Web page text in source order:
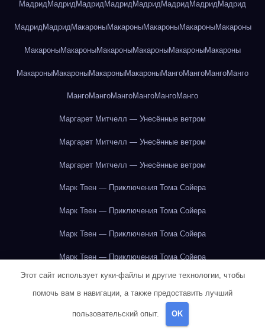
МадридМадридМадридМадридМадридМадридМадридМадрид
Мадрид Мадрид МакароныМакароныМакароныМакароныМакароны
МакароныМакароныМакароныМакароныМакароныМакароны
МакароныМакароныМакароныМакароныМангоМангоМангоМанго
МангоМангоМангоМангоМангоМанго
Маргарет Митчелл — Унесённые ветром
Маргарет Митчелл — Унесённые ветром
Маргарет Митчелл — Унесённые ветром
Марк Твен — Приключения Тома Сойера
Марк Твен — Приключения Тома Сойера
Марк Твен — Приключения Тома Сойера
Марк Твен — Приключения Тома Сойера
Марк Твен — Приключения Тома Сойера
Марк Твен — Приключения Тома Сойера
Марк Твен — Приключения Тома Сойера
Этот сайт использует куки-файлы и другие технологии, чтобы
помочь вам в навигации, а также предоставить лучший
пользовательский опыт. OK